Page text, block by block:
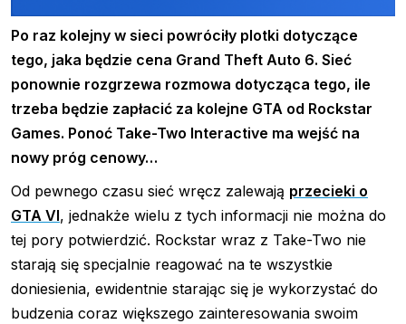
Po raz kolejny w sieci powróciły plotki dotyczące
tego, jaka będzie cena Grand Theft Auto 6. Sieć
ponownie rozgrzewa rozmowa dotycząca tego, ile
trzeba będzie zapłacić za kolejne GTA od Rockstar
Games. Ponoć Take-Two Interactive ma wejść na
nowy próg cenowy…
Od pewnego czasu sieć wręcz zalewają przecieki o
GTA VI, jednakże wielu z tych informacji nie można do
tej pory potwierdzić. Rockstar wraz z Take-Two nie
starają się specjalnie reagować na te wszystkie
doniesienia, ewidentnie starając się je wykorzystać do
budzenia coraz większego zainteresowania swoim